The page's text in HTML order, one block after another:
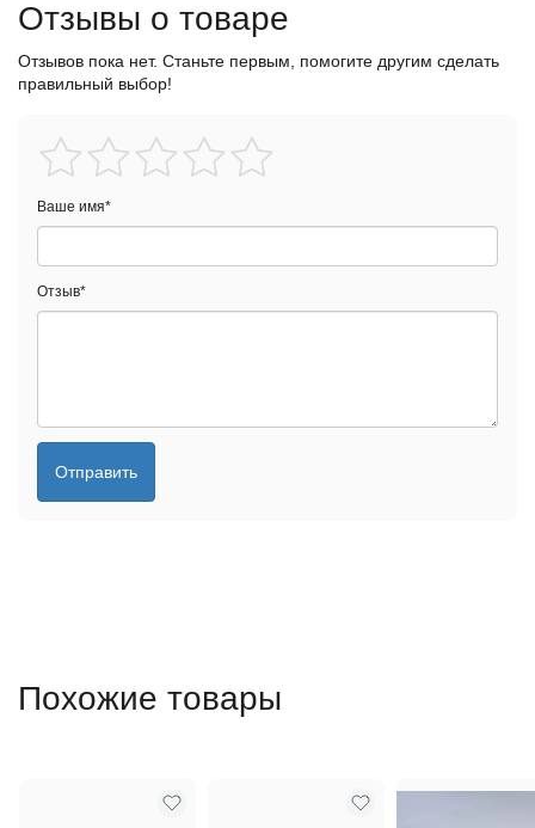
Отзывы о товаре
Отзывов пока нет. Станьте первым, помогите другим сделать
правильный выбор!
Ваше имя*
Отзыв*
Отправить
Похожие товары